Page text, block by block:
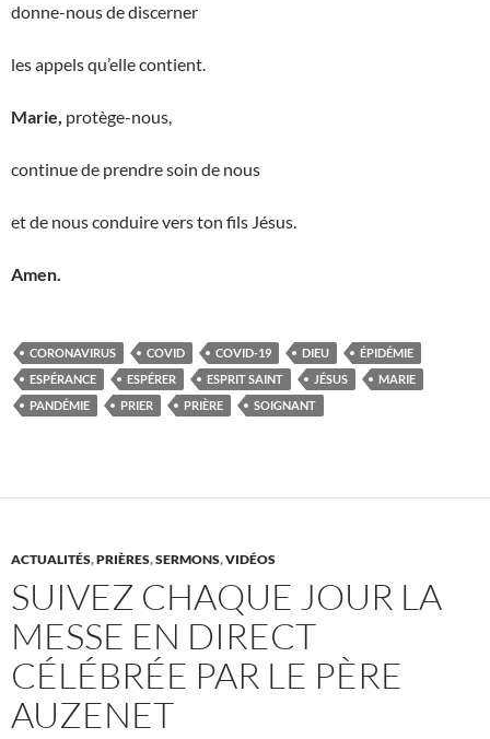
donne-nous de discerner
les appels qu’elle contient.
Marie, protège-nous,
continue de prendre soin de nous
et de nous conduire vers ton fils Jésus.
Amen.
CORONAVIRUS COVID COVID-19 DIEU
ÉPIDÉMIE
ESPÉRANCE
ESPÉRER ESPRIT SAINT JÉSUS
MARIE
PANDÉMIE
PRIER PRIÈRE SOIGNANT
ACTUALITÉS,PRIÈRES,SERMONS,VIDÉOS
SUIVEZ CHAQUE JOUR LA
MESSE EN DIRECT
CÉLÉBRÉE PAR LE PÈRE
AUZENET